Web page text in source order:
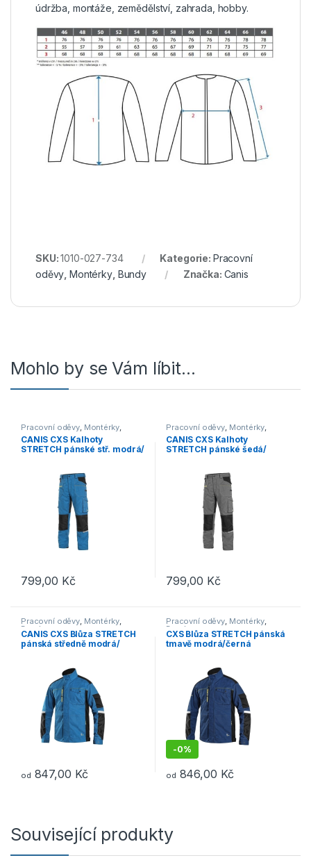
údržba, montáže, zemědělství, zahrada, hobby.
SKU:1010-027-734 Kategorie: Pracovní
oděvy ,Montérky, Bundy Značka: Canis
Mohlo by se Vám líbit…
Pracovní oděvy Montérky,
Kalhoty
CANIS CXS Kalhoty
STRETCH pánské stř. modrá/
799,00 Kč
Tento produkt má více variant. Možnosti lze vybrat na stránce
Pracovní oděvy Montérky,
Kalhoty
CANIS CXS Kalhoty
STRETCH pánské šedá/
799,00 Kč
Tento produkt má více
Pracovní oděvy, Montérky,
Bundy
CANIS CXS Blůza STRETCH
pánská středně modrá/
od 847,00 Kč
Pracovní oděvy, Montérky,
Bundy
CXS Blůza STRETCH pánská
tmavě modrá/černá
-0%
od 846,00 Kč
Související produkty